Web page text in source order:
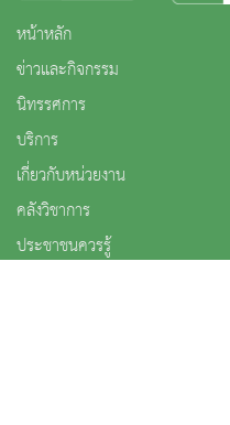
หน้าหลัก
ข่าวและกิจกรรม
นิทรรศการ
บริการ
เกี่ยวกับหน่วยงาน
คลังวิชาการ
ประชาชนควรรู้